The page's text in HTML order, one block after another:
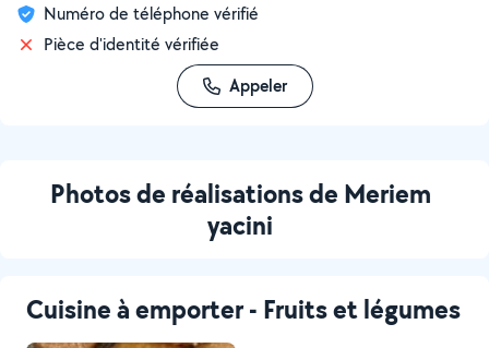
Numéro de téléphone vérifié
Pièce d'identité vérifiée
Appeler
Photos de réalisations de Meriem
yacini
Cuisine à emporter - Fruits et légumes